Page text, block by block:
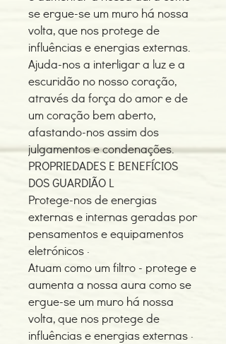
se ergue-se um muro há nossa
volta, que nos protege de
influências e energias externas.
Ajuda-nos a interligar a luz e a
escuridão no nosso coração,
através da força do amor e de
um coração bem aberto,
afastando-nos assim dos
julgamentos e condenações.
PROPRIEDADES E BENEFÍCIOS
DOS GUARDIÃO L
Protege-nos de energias
externas e internas geradas por
pensamentos e equipamentos
eletrónicos ·
Atuam como um filtro - protege e
aumenta a nossa aura como se
ergue-se um muro há nossa
volta, que nos protege de
influências e energias externas ·